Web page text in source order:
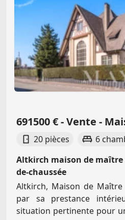
691500 € - Vente -
20 pièces 6
Altkirch maison de maître
de-chaussée
Altkirch, Maison de
par sa prestance
situation pertinente pour